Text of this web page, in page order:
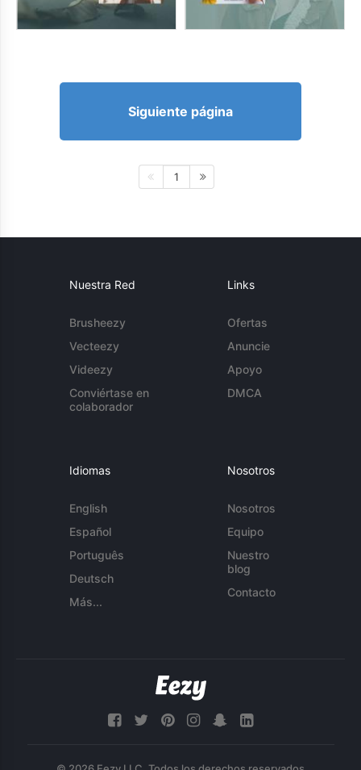
Siguiente página
1
Nuestra Red
Brusheezy
Vecteezy
Videezy
Conviértase en
colaborador
Links
Ofertas
Anuncie
Apoyo
DMCA
Idiomas
English
Español
Português
Deutsch
Más...
Nosotros
Nosotros
Equipo
Nuestro
blog
Contacto